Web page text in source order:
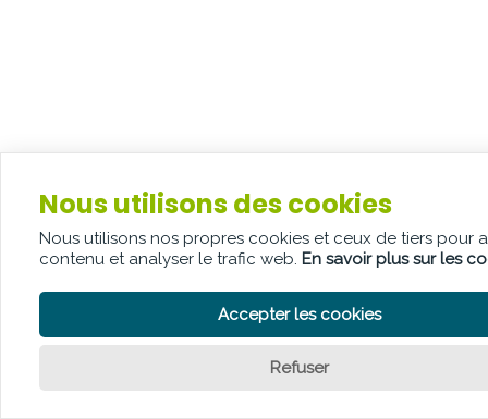
Nous utilisons des cookies
Nous utilisons nos propres cookies et ceux de tiers pour
contenu et analyser le trafic web. En savoir plus sur les
Accepter les cookies
Refuser